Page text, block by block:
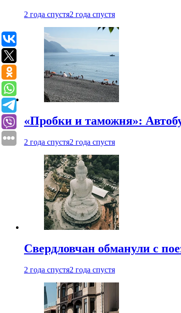
2 года спустя2 года спустя
«Пробки и таможня»:
2 года спустя2 года спустя
Свердловчан обманули с
2 года спустя2 года спустя